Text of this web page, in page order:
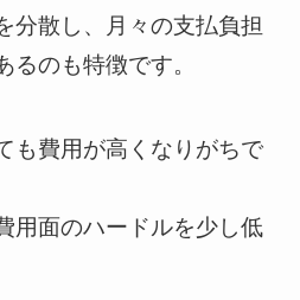
分散し、月々の支払負担
るのも特徴です。
も費用が高くなりがちで
用面のハードルを少し低